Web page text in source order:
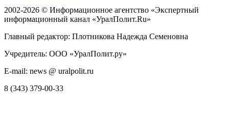
2002-2026 © Информационное агентство «Экспертный
информационный канал «УралПолит.Ru»
Главный редактор: Плотникова Надежда Семеновна
Учредитель: ООО «УралПолит.ру»
E-mail: news @ uralpolit.ru
8 (343) 379-00-33